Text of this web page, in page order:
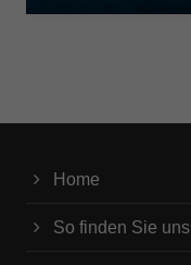
Home
So finden Sie uns